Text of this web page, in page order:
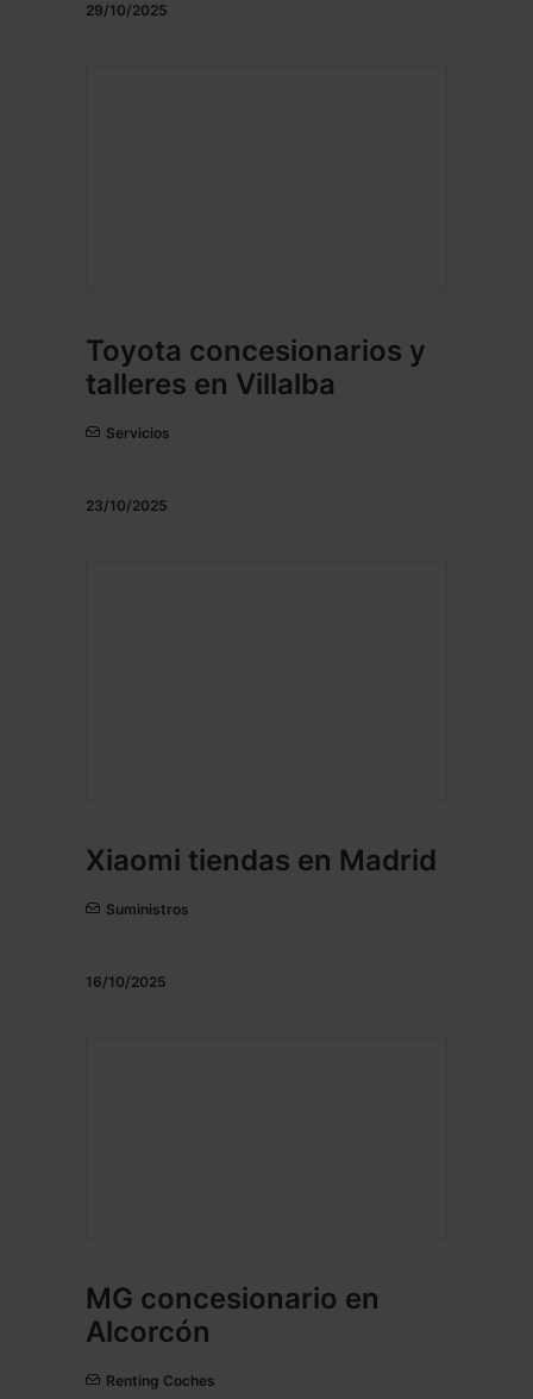
29/10/2025
Toyota concesionarios y
talleres en Villalba
Servicios
23/10/2025
Xiaomi tiendas en Madrid
Suministros
16/10/2025
MG concesionario en
Alcorcón
Renting Coches